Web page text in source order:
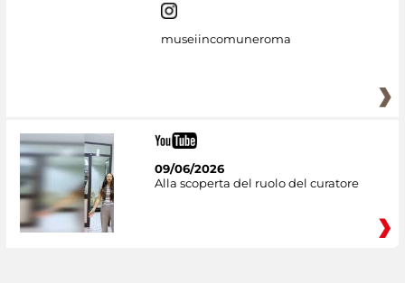
museiincomuneroma
09/06/2026
Alla scoperta del ruolo del curatore